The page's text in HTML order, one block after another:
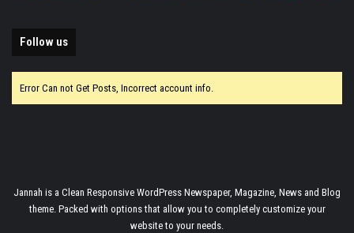
Follow us
Error Can not Get Posts, Incorrect account info.
Jannah is a Clean Responsive WordPress Newspaper, Magazine, News and Blog
theme. Packed with options that allow you to completely customize your
website to your needs.